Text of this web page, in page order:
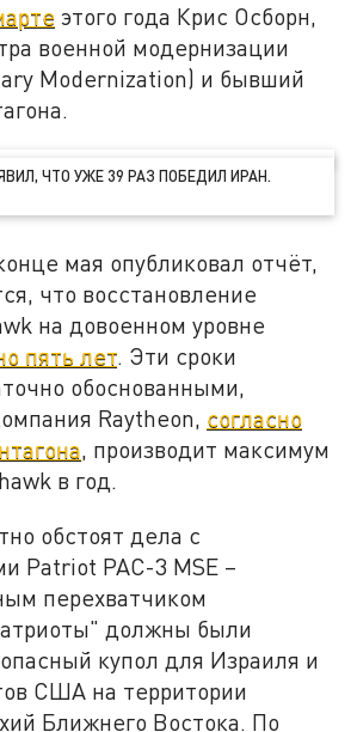
этого года Крис Осборн,
военной модернизации
Modernization) и бывший
ЧТО УЖЕ 39 РАЗ ПОБЕДИЛ ИРАН.
мая опубликовал отчёт,
что восстановление
на довоенном уровне
пять лет. Эти сроки
обоснованными,
Raytheon, согласно
, производит максимум
в год.
обстоят дела с
Patriot PAC-3 MSE –
перехватчиком
должны были
купол для Израиля и
США на территории
Ближнего Востока. По